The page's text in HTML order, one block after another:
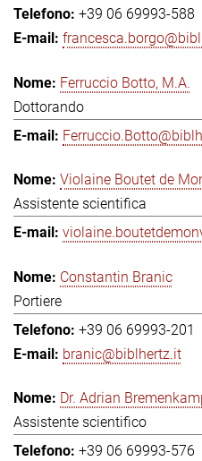
+39 06 69993-588
Ferruccio Botto, M.A.
Dottorando
Violaine Boutet de
Assistente scientifica
Constantin Branic
Portiere
+39 06 69993-201
branic@biblhertz.it
Dr. Adrian
Assistente scientifico
+39 06 69993-576